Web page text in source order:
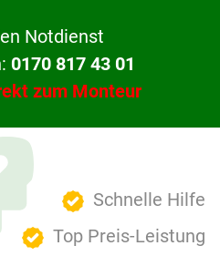
Notdienst
0170 817 43 01
zum Monteur
Schnelle Hilfe
Top Preis-Leistung